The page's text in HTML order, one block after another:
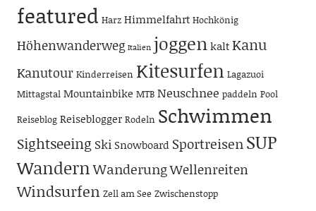
featured Harz Himmelfahrt Hochkönig
Höhenwanderweg Italien joggenkaltKanu
Kanutour Kinderreisen Kitesurfen Lagazuoi
Mittagstal Mountainbike MTB Neuschnee paddeln Pool
Reiseblog Reiseblogger Rodeln Schwimmen
Sightseeing SkiSnowboard SportreisenSUP
WandernWanderungWellenreiten
Windsurfen Zell am See Zwischenstopp